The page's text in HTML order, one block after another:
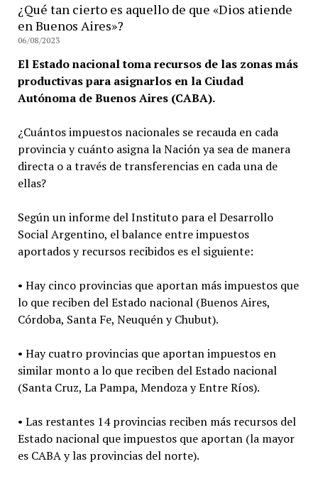
¿Qué tan cierto es aquello de que «Dios atiende
en Buenos Aires»?
06/08/2023
El Estado nacional toma recursos de las zonas más
productivas para asignarlos en la Ciudad
Autónoma de Buenos Aires (CABA).
¿Cuántos impuestos nacionales se recauda en cada
provincia y cuánto asigna la Nación ya sea de manera
directa o a través de transferencias en cada una de
ellas?
Según un informe del Instituto para el Desarrollo
Social Argentino, el balance entre impuestos
aportados y recursos recibidos es el siguiente:
• Hay cinco provincias que aportan más impuestos que
lo que reciben del Estado nacional (Buenos Aires,
Córdoba, Santa Fe, Neuquén y Chubut).
• Hay cuatro provincias que aportan impuestos en
similar monto a lo que reciben del Estado nacional
(Santa Cruz, La Pampa, Mendoza y Entre Ríos).
• Las restantes 14 provincias reciben más recursos del
Estado nacional que impuestos que aportan (la mayor
es CABA y las provincias del norte).